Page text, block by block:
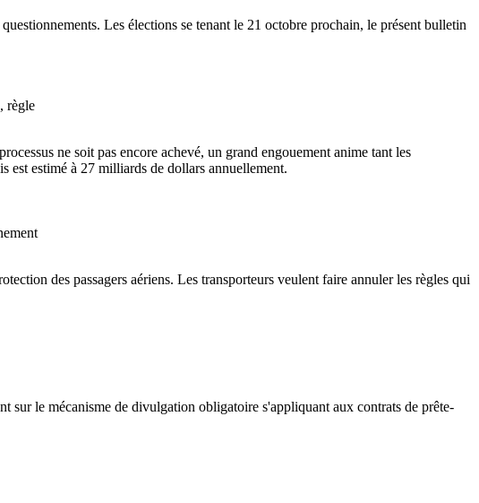
Les élections se tenant le 21 octobre prochain, le présent bulletin
règle
ne soit pas encore achevé, un grand engouement anime tant les
est estimé à 27 milliards de dollars annuellement.
des passagers aériens. Les transporteurs veulent faire annuler les règles qui
sur le mécanisme de divulgation obligatoire s'appliquant aux contrats de prête-